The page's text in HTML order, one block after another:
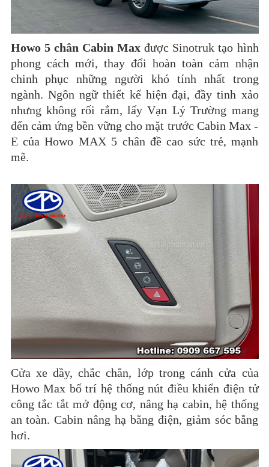
Howo 5 chân Cabin Max được Sinotruk tạo hình
phong cách mới, thay đổi hoàn toàn cảm nhận
chinh phục những người khó tính nhất trong
ngành. Ngôn ngữ thiết kế hiện đại, đầy tinh xảo
nhưng không rối rắm, lấy Vạn Lý Trường mang
đến cảm ứng bền vững cho mặt trước Cabin Max -
E của Howo MAX 5 chân đề cao sức trẻ, mạnh
mẽ.
Cửa xe dầy, chắc chắn, lớp trong cánh cửa của
Howo Max bố trí hệ thống nút điều khiển điện tử
công tắc tắt mở động cơ, nâng hạ cabin, hệ thống
an toàn. Cabin nâng hạ bằng điện, giảm sóc bằng
hơi.